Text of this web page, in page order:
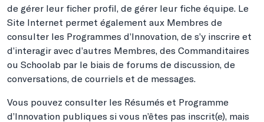
de gérer leur ficher profil, de gérer leur fiche équipe. Le
Site Internet permet également aux Membres de
consulter les Programmes d’Innovation, de s’y inscrire et
d’interagir avec d’autres Membres, des Commanditaires
ou Schoolab par le biais de forums de discussion, de
conversations, de courriels et de messages.
Vous pouvez consulter les Résumés et Programme
d’Innovation publiques si vous n’êtes pas inscrit(e), mais